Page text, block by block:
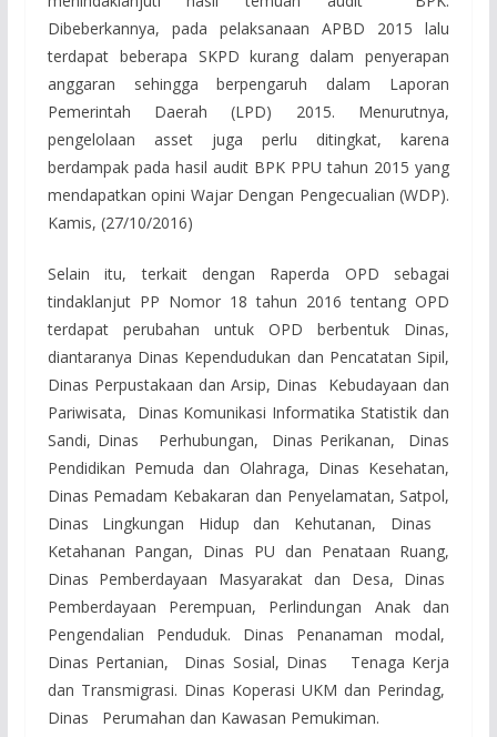
Dibeberkannya, pada pelaksanaan APBD 2015 lalu
terdapat beberapa SKPD kurang dalam penyerapan
anggaran sehingga berpengaruh dalam Laporan
Pemerintah Daerah (LPD) 2015. Menurutnya,
pengelolaan asset juga perlu ditingkat, karena
berdampak pada hasil audit BPK PPU tahun 2015 yang
mendapatkan opini Wajar Dengan Pengecualian (WDP).
Kamis, (27/10/2016)
Selain itu, terkait dengan Raperda OPD sebagai
tindaklanjut PP Nomor 18 tahun 2016 tentang OPD
terdapat perubahan untuk OPD berbentuk Dinas,
diantaranya Dinas Kependudukan dan Pencatatan Sipil,
Dinas Perpustakaan dan Arsip, Dinas Kebudayaan dan
Pariwisata, Dinas Komunikasi Informatika Statistik dan
Sandi, Dinas Perhubungan, Dinas Perikanan, Dinas
Pendidikan Pemuda dan Olahraga, Dinas Kesehatan,
Dinas Pemadam Kebakaran dan Penyelamatan, Satpol,
Dinas Lingkungan Hidup dan Kehutanan, Dinas
Ketahanan Pangan, Dinas PU dan Penataan Ruang,
Dinas Pemberdayaan Masyarakat dan Desa, Dinas
Pemberdayaan Perempuan, Perlindungan Anak dan
Pengendalian Penduduk. Dinas Penanaman modal,
Dinas Pertanian, Dinas Sosial, Dinas Tenaga Kerja
dan Transmigrasi. Dinas Koperasi UKM dan Perindag,
Dinas Perumahan dan Kawasan Pemukiman.